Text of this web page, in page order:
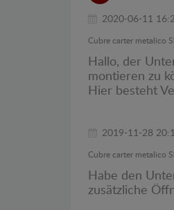
2020-06-11
Cubre carter metalico
Hallo, der
montieren zu
Hier besteht
2019-11-28
Cubre carter metalico
Habe den
zusätzliche